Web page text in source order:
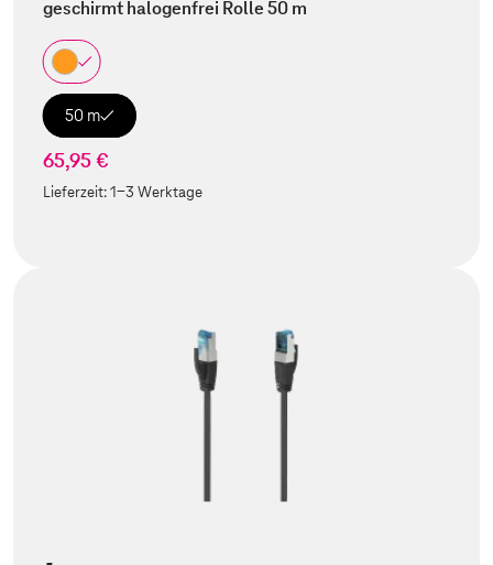
geschirmt halogenfrei Rolle 50 m
50 m
65,95 €
Lieferzeit:1-3 Werktage